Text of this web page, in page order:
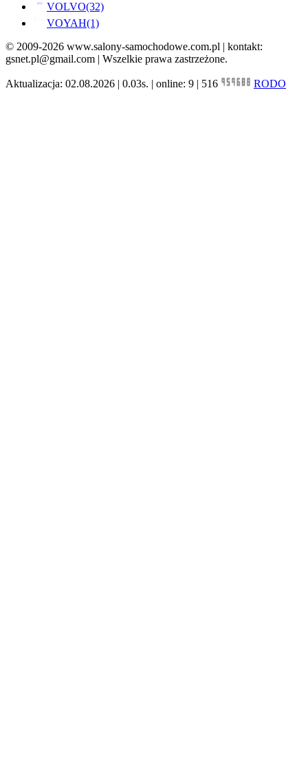
VOLVO(32)
VOYAH(1)
© 2009-2026 www.salony-samochodowe.com.pl | kontakt:
gsnet.pl@gmail.com | Wszelkie prawa zastrzeżone.
Aktualizacja: 02.08.2026 | 0.03s. | online: 9 | 516 RODO